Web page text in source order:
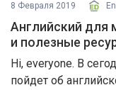
8 Февраля 2019
Английский для
и полезные
Hi, everyone. В
пойдет об